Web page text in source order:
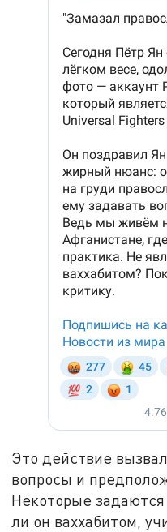
Это действие
вопросы и
Некоторые
ли он ваххабитом,